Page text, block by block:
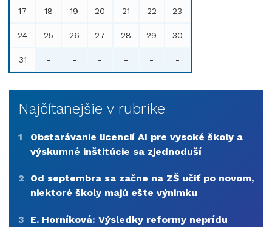
17 18 19 20 21 22 23
24 25 26 27 28 29 30
31 - - - - - -
Najčítanejšie v rubrike
1
Obstarávanie licencií AI pre vysoké školy a
výskumné inštitúcie sa zjednoduší
2
Od septembra sa začne na ZŠ učiť po novom,
niektoré školy majú ešte výnimku
3
E. Horníková: Výsledky reformy neprídu